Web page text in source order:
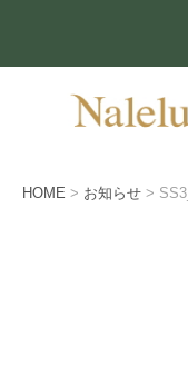
HOME お知らせ